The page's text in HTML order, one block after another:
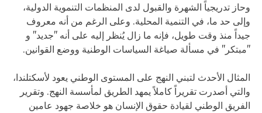
وحاز تدريجياً الشهرة والقبول لدى المنظمات التنموية الدولية،
وإلى حد ما، في التنمية المحلية. وعلى الرغم من أنه معروف
جيداً منذ وقت طويل، فإنه ما زال يُنظر إليه على أنه "جديد" و
"مبتكر" في مسألة صياغة السياسات الوطنية ووضع القوانين.
المثال الأحدث لتبني النهج على المستوى الوطني يعود لأسكتلندا،
والتي أصدرت تقريراً كاملاً يمهد الطريق لمأسسة النهج. وتقرير
الفريق الوطني لقيادة حقوق الإنسان هو خلاصة جهود عامين